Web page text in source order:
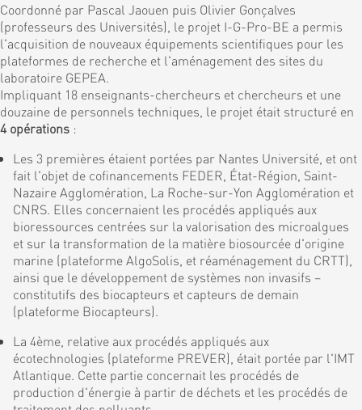
Coordonné par Pascal Jaouen puis Olivier Gonçalves
(professeurs des Universités), le projet I-G-Pro-BE a permis
l'acquisition de nouveaux équipements scientifiques pour les
plateformes de recherche et l'aménagement des sites du
laboratoire GEPEA.
Impliquant 18 enseignants-chercheurs et chercheurs et une
douzaine de personnels techniques, le projet était structuré en
4 opérations :
Les 3 premières étaient portées par Nantes Université, et ont
fait l'objet de cofinancements FEDER, État-Région, Saint-
Nazaire Agglomération, La Roche-sur-Yon Agglomération et
CNRS. Elles concernaient les procédés appliqués aux
bioressources centrées sur la valorisation des microalgues
et sur la transformation de la matière biosourcée d'origine
marine (plateforme AlgoSolis, et réaménagement du CRTT),
ainsi que le développement de systèmes non invasifs –
constitutifs des biocapteurs et capteurs de demain
(plateforme Biocapteurs).
La 4ème, relative aux procédés appliqués aux
écotechnologies (plateforme PREVER), était portée par l'IMT
Atlantique. Cette partie concernait les procédés de
production d'énergie à partir de déchets et les procédés de